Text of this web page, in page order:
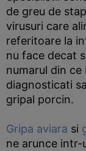
de greu de
virusuri care
referitoare la
nu face decat
numarul din
diagnosticati
gripal porcin.
Gripa aviara si
ne arunce